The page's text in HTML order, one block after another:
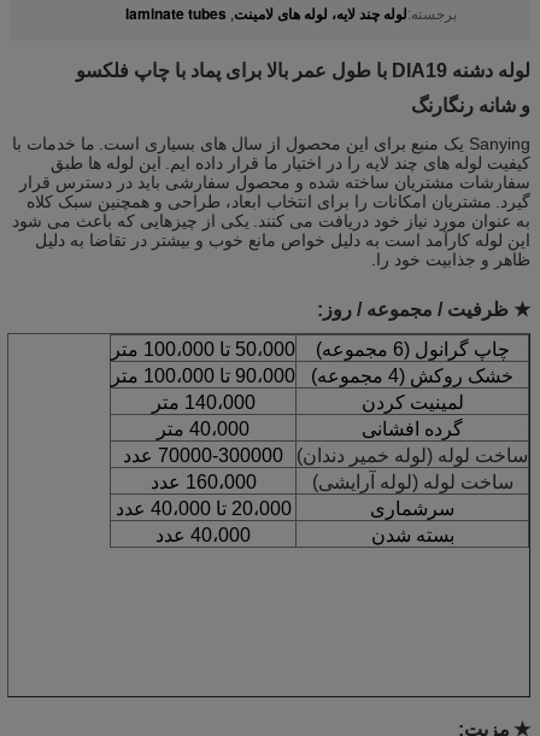
برجسته:لوله چند لایه، لوله های لامینت,
laminate tubes
لوله دشنه DIA19 با طول عمر بالا برای پماد با چاپ فلکسو
و شانه رنگارنگ
Sanying یک منبع برای این محصول از سال های بسیاری است.
ما خدمات با
کیفیت لوله های چند لایه را در اختیار ما قرار داده ایم.
این لوله ها طبق
سفارشات مشتریان ساخته شده و محصول سفارشی باید در دسترس قرار
گیرد.
مشتریان امکانات را برای انتخاب ابعاد، طراحی و همچنین سبک کلاه
به عنوان مورد نیاز خود دریافت می کنند.
یکی از چیزهایی که باعث می شود
این لوله کارآمد است به دلیل خواص مانع خوب و بیشتر در تقاضا به دلیل
ظاهر و جذابیت خود را.
★ ظرفیت / مجموعه / روز:
چاپ گرانول (6 مجموعه)
50،000 تا 100،000 متر
خشک روکش (4 مجموعه)
90،000 تا 100،000 متر
لمینیت کردن
140،000 متر
گرده افشانی
40،000 متر
ساخت لوله (لوله خمیر دندان)
70000-300000 عدد
ساخت لوله (لوله آرایشی)
160،000 عدد
سرشماری
20،000 تا 40،000 عدد
بسته شدن
40،000 عدد
★ مزیت: